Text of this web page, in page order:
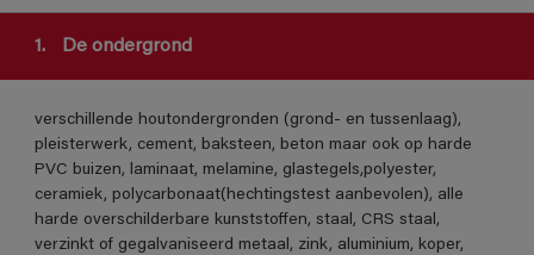
1. De ondergrond
verschillende houtondergronden (grond- en tussenlaag),
pleisterwerk, cement, baksteen, beton maar ook op harde
PVC buizen, laminaat, melamine, glastegels,polyester,
ceramiek, polycarbonaat(hechtingstest aanbevolen), alle
harde overschilderbare kunststoffen, staal, CRS staal,
verzinkt of gegalvaniseerd metaal, zink, aluminium, koper,